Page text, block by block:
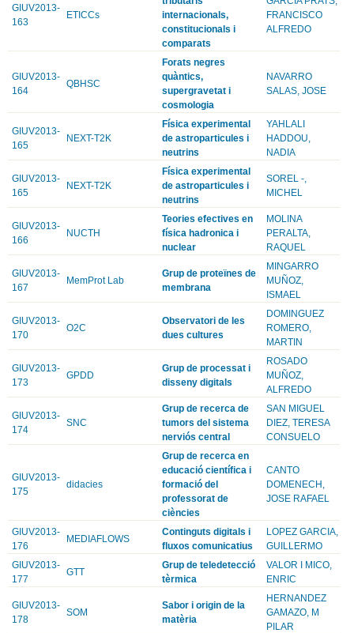
GIUV2013-
163
ETICCs
internacionals,
constitucionals i
comparats
FRANCISCO
ALFREDO
GIUV2013-
164
QBHSC
Forats negres
quàntics,
supergravetat i
cosmologia
NAVARRO
SALAS, JOSE
GIUV2013-
165
NEXT-T2K
Física experimental
de astroparticules i
neutrins
YAHLALI
HADDOU,
NADIA
GIUV2013-
165
NEXT-T2K
Física experimental
de astroparticules i
neutrins
SOREL -,
MICHEL
GIUV2013-
166
NUCTH
Teories efectives en
física hadronica i
nuclear
MOLINA
PERALTA,
RAQUEL
GIUV2013-
167
MemProt Lab
Grup de proteïnes de
membrana
MINGARRO
MUÑOZ,
ISMAEL
GIUV2013-
170
O2C
Observatori de les
dues cultures
DOMINGUEZ
ROMERO,
MARTIN
GIUV2013-
173
GPDD
Grup de processat i
disseny digitals
ROSADO
MUÑOZ,
ALFREDO
GIUV2013-
174
SNC
Grup de recerca de
tumors del sistema
nerviós central
SAN MIGUEL
DIEZ, TERESA
CONSUELO
GIUV2013-
175
didacies
Grup de recerca en
educació científica i
formació del
professorat de
ciències
CANTO
DOMENECH,
JOSE RAFAEL
GIUV2013-
176
MEDIAFLOWS
Continguts digitals i
fluxos comunicatius
LOPEZ GARCIA,
GUILLERMO
GIUV2013-
177
GTT
Grup de teledetecció
tèrmica
VALOR I MICO,
ENRIC
GIUV2013-
178
SOM
Sabor i origin de la
matèria
HERNANDEZ
GAMAZO, M
PILAR